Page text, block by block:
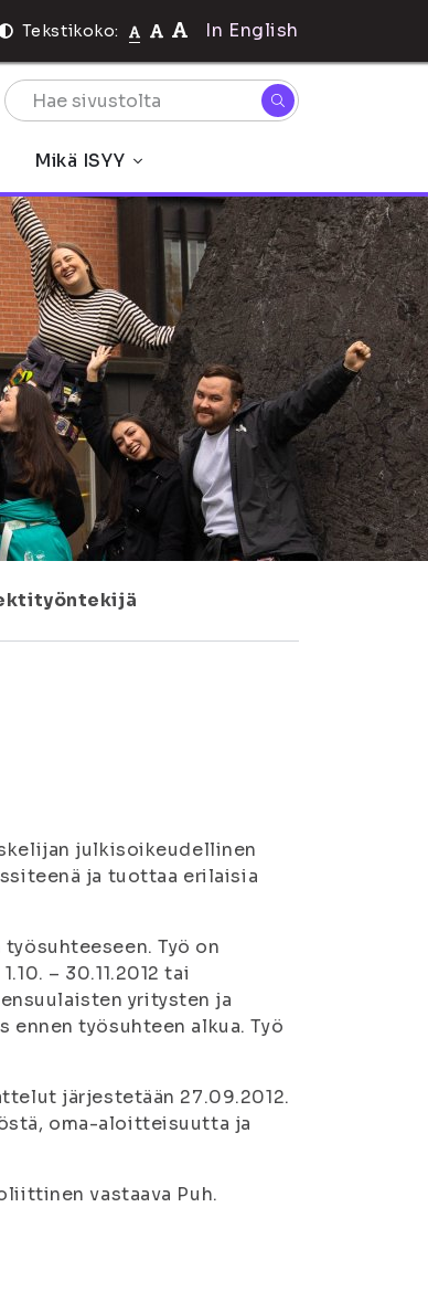
Tekstikoko: In English
Mikä ISYY
julkisoikeudellinen
ja tuottaa erilaisia
Työ on
– 30.11.2012 tai
yritysten ja
ennen työsuhteen alkua. Työ
järjestetään 27.09.2012.
oma-aloitteisuutta ja
vastaava Puh.